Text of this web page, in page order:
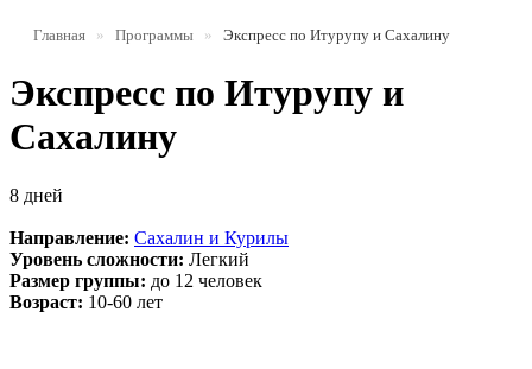
Главная » Программы » Экспресс по Итурупу и Сахалину
Экспресс по Итурупу и
Сахалину
8 дней
Направление: Сахалин и Курилы
Уровень сложности: Легкий
Размер группы: до 12 человек
Возраст: 10-60 лет